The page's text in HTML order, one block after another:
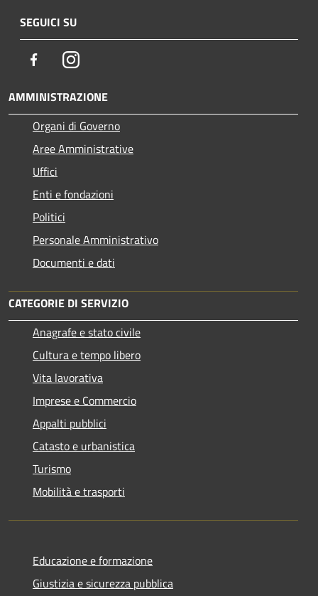
SEGUICI SU
FacebookInstagram
AMMINISTRAZIONE
Organi di Governo
Aree Amministrative
Uffici
Enti e fondazioni
Politici
Personale Amministrativo
Documenti e dati
CATEGORIE DI SERVIZIO
Anagrafe e stato civile
Cultura e tempo libero
Vita lavorativa
Imprese e Commercio
Appalti pubblici
Catasto e urbanistica
Turismo
Mobilità e trasporti
Educazione e formazione
Giustizia e sicurezza pubblica